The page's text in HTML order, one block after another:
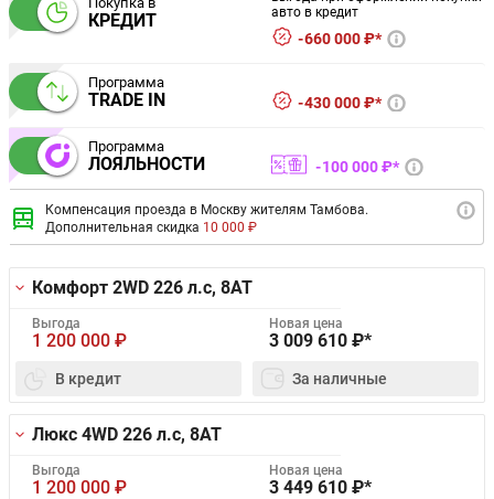
КРЕДИТ
авто в кредит
660 000 ₽*
Программа
TRADE IN 430 000 ₽*
Программа
ЛОЯЛЬНОСТИ 100 000 ₽*
Компенсация проезда в Москву жителям Тамбова.
Дополнительная скидка 10 000 ₽
Комфорт 2WD 226 л.с, 8AT
Выгода
1 200 000 ₽
Новая цена
3 009 610 ₽*
В кредит За наличные
Люкс 4WD 226 л.с, 8AT
Выгода
1 200 000 ₽
Новая цена
3 449 610 ₽*